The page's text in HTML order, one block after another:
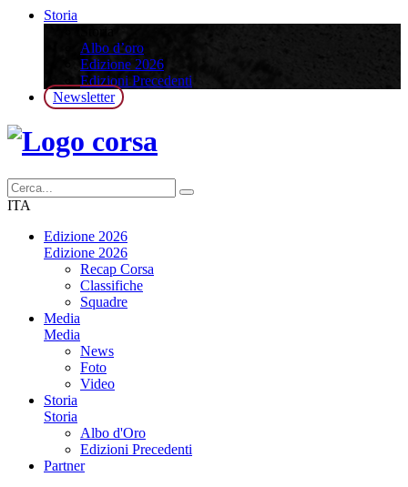
Storia
Albo d’oro
Edizione 2026
Edizioni Precedenti
Newsletter
ITA
Edizione 2026
Edizione 2026
Recap Corsa
Classifiche
Squadre
Media
Media
News
Foto
Video
Storia
Storia
Albo d'Oro
Edizioni Precedenti
Partner